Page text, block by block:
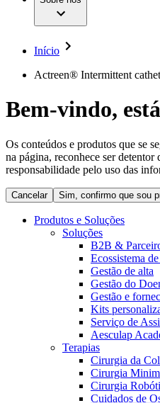
Motores
Nutrição Clínica
Oncologia
Retenção
Suturas e
Terapia da Dor
Terapia de
Tratamento de
Tratamento de
Soluções
Patologias e Cuidados
Serviços
A nossa cultura
Acesso aos
Comunicados
Contactos
Formulário de
Empresa
Responsabilidade
Contactos
Início
Actreen® Intermittent
Bem-vindo,
Os conteúdos e produtos que se
na página, reconhece ser
responsabilidade pelo uso das
Cancelar Sim, confirmo que sou
Produtos e Soluções
Soluções
B2B &
Ecossistema
Gestão de alta
Gestão do
Gestão e
Kits
Serviço de
Aesculap
Terapias
Cirurgia da
Cirurgia
Cirurgia
Cuidados de